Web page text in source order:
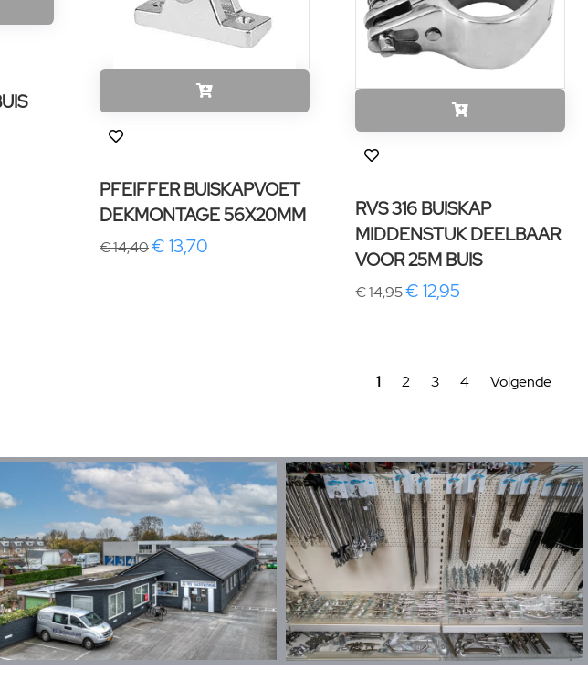
PFEIFFER BUISKAPVOET
DEKMONTAGE 56X20MM
€ 14,40€ 13,70
RVS 316 BUISKAP
MIDDENSTUK DEELBAAR
VOOR 25M BUIS
€ 14,95€ 12,95
1 2 3 4 Volgende